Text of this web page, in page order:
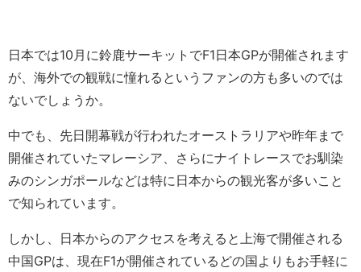
日本では10月に鈴鹿サーキットでF1日本GPが開催されます
が、海外での観戦に憧れるというファンの方も多いのでは
ないでしょうか。
中でも、先日開幕戦が行われたオーストラリアや昨年まで
開催されていたマレーシア、さらにナイトレースでお馴染
みのシンガポールなどは特に日本からの観光客が多いこと
で知られています。
しかし、日本からのアクセスを考えると上海で開催される
中国GPは、現在F1が開催されているどの国よりもお手軽に